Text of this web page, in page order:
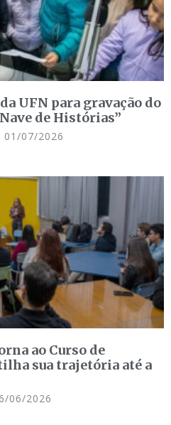
UFN para gravação do
de Histórias”
01/07/2026
ao Curso de
sua trajetória até a
06/2026